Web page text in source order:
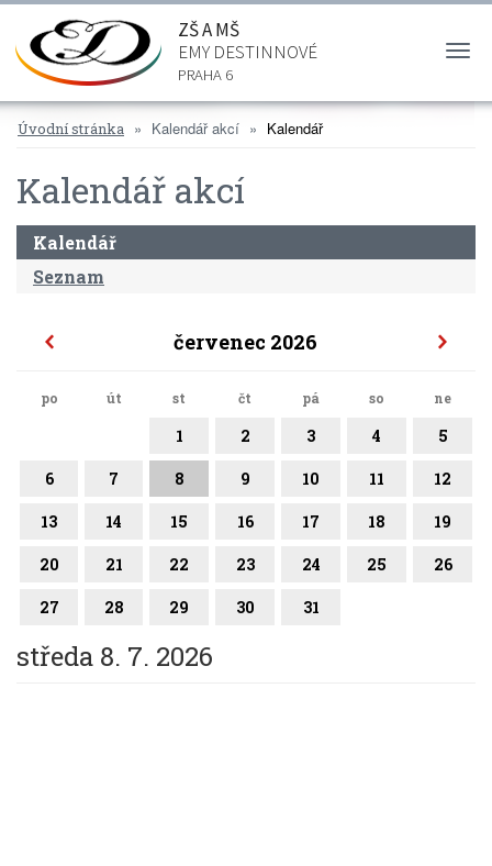
ZŠ A MŠ
EMY DESTINNOVÉ
PRAHA 6
Úvodní stránka Kalendář akcí Kalendář
Kalendář akcí
Kalendář
Seznam
červenec 2026
po út st čt pá so ne
1 2 3 4 5
6 7 8 9 10 11 12
13 14 15 16 17 18 19
20 21 22 23 24 25 26
27 28 29 30 31
středa 8. 7. 2026